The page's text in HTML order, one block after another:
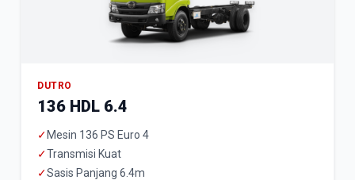
DUTRO
136 HDL 6.4
✓ Mesin 136 PS Euro 4
✓Transmisi Kuat
✓Sasis Panjang 6.4m